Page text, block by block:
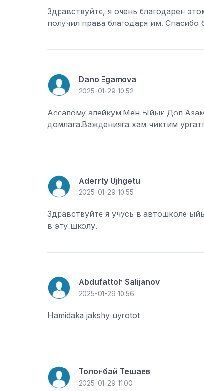
Здравствуйте, я очень благодарен
получил права благодаря им.
Dano Egamova
2025-01-29 10:52
Ассалому алейкум.Мен Ыйык Дол
домлага.Важденияга хам чиктим
Aderrty Ujhgetu
2025-01-29 10:55
Здравствуйте я учусь в автошколе
в эту школу.
Abdufattoh Salijanov
2025-01-29 10:56
Hamidaka jakshy uyrotot
Толонбай Тешаев
2025-01-29 11:00